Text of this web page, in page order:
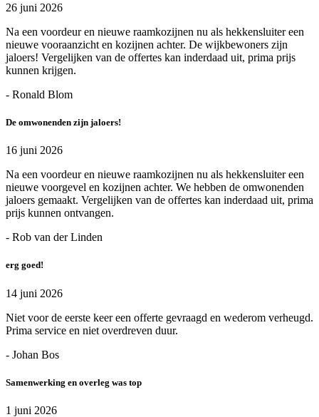
26 juni 2026
Na een voordeur en nieuwe raamkozijnen nu als hekkensluiter een
nieuwe vooraanzicht en kozijnen achter. De wijkbewoners zijn
jaloers! Vergelijken van de offertes kan inderdaad uit, prima prijs
kunnen krijgen.
- Ronald Blom
De omwonenden zijn jaloers!
16 juni 2026
Na een voordeur en nieuwe raamkozijnen nu als hekkensluiter een
nieuwe voorgevel en kozijnen achter. We hebben de omwonenden
jaloers gemaakt. Vergelijken van de offertes kan inderdaad uit, prima
prijs kunnen ontvangen.
- Rob van der Linden
erg goed!
14 juni 2026
Niet voor de eerste keer een offerte gevraagd en wederom verheugd.
Prima service en niet overdreven duur.
- Johan Bos
Samenwerking en overleg was top
1 juni 2026